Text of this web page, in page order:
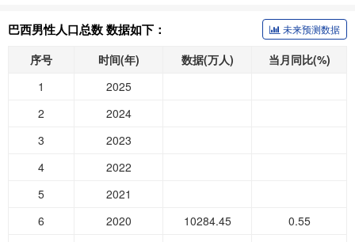
巴西男性人口总数 数据如下： 未来预测数据
序号 时间(年) 数据(万人)
当月同比(%)
1
2025
2
2024
3
2023
4
2022
5
2021
6
2020 10284.45
0.55